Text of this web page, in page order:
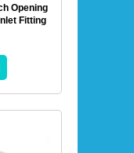
Opening
Fitting